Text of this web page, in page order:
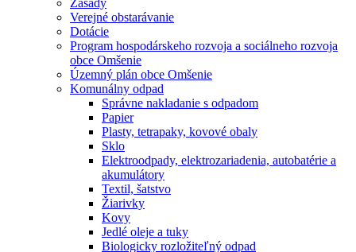
Zásady
Verejné obstarávanie
Dotácie
Program hospodárskeho rozvoja a sociálneho rozvoja
obce Omšenie
Územný plán obce Omšenie
Komunálny odpad
Správne nakladanie s odpadom
Papier
Plasty, tetrapaky, kovové obaly
Sklo
Elektroodpady, elektrozariadenia, autobatérie a
akumulátory
Textil, šatstvo
Žiarivky
Kovy
Jedlé oleje a tuky
Biologicky rozložiteľný odpad